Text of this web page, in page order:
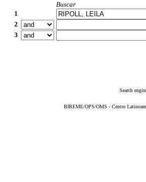
Buscar
1
2
3
Search
BIREME/OPS/OMS - Centro